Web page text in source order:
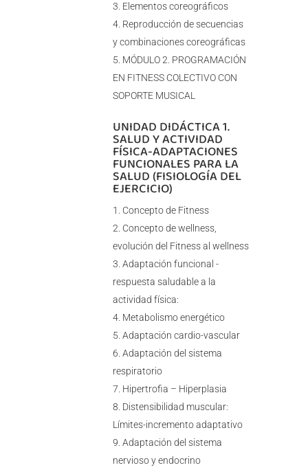
Elementos coreográficos
Reproducción de secuencias
y combinaciones coreográficas
MÓDULO 2. PROGRAMACIÓN
EN FITNESS COLECTIVO CON
SOPORTE MUSICAL
UNIDAD DIDÁCTICA 1.
SALUD Y ACTIVIDAD
FÍSICA-ADAPTACIONES
FUNCIONALES PARA LA
SALUD (FISIOLOGÍA DEL
EJERCICIO)
Concepto de Fitness
Concepto de wellness,
evolución del Fitness al wellness
Adaptación funcional -
respuesta saludable a la
actividad física:
Metabolismo energético
Adaptación cardio-vascular
Adaptación del sistema
respiratorio
Hipertrofia – Hiperplasia
Distensibilidad muscular:
Límites-incremento adaptativo
Adaptación del sistema
nervioso y endocrino